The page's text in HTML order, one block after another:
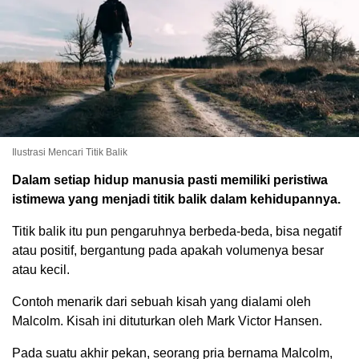
Ilustrasi Mencari Titik Balik
Dalam setiap hidup manusia pasti memiliki peristiwa
istimewa yang menjadi titik balik dalam kehidupannya.
Titik balik itu pun pengaruhnya berbeda-beda, bisa negatif
atau positif, bergantung pada apakah volumenya besar
atau kecil.
Contoh menarik dari sebuah kisah yang dialami oleh
Malcolm. Kisah ini dituturkan oleh Mark Victor Hansen.
Pada suatu akhir pekan, seorang pria bernama Malcolm,